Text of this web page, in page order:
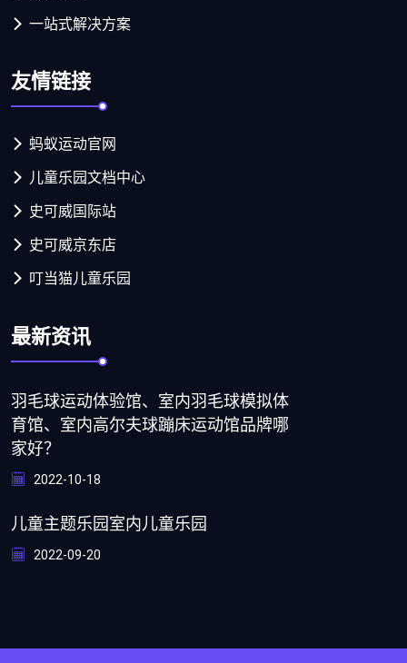
一站式解决方案
友情链接
蚂蚁运动官网
儿童乐园文档中心
史可威国际站
史可威京东店
叮当猫儿童乐园
最新资讯
羽毛球运动体验馆、室内羽毛球模拟体
育馆、室内高尔夫球蹦床运动馆品牌哪
家好？
2022-10-18
儿童主题乐园室内儿童乐园
2022-09-20